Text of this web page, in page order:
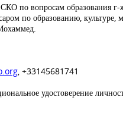
по вопросам образования
по образованию, культуре,
, +33145681741
удостоверение